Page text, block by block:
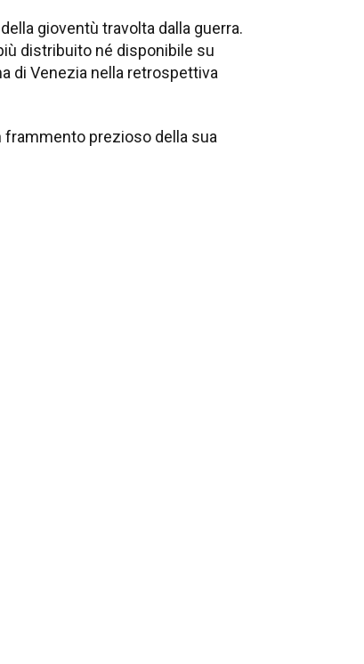
gioventù travolta dalla guerra.
distribuito né disponibile su
di Venezia nella retrospettiva
frammento prezioso della sua